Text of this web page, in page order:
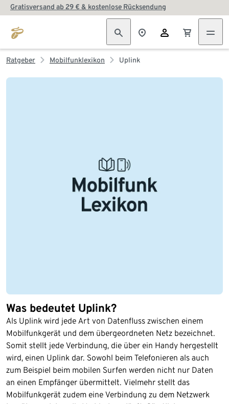
Gratisversand ab 29 € & kostenlose Rücksendung
Ratgeber Mobilfunklexikon Uplink
Was bedeutet Uplink?
Als Uplink wird jede Art von Datenfluss zwischen einem
Mobilfunkgerät und dem übergeordneten Netz bezeichnet.
Somit stellt jede Verbindung, die über ein Handy hergestellt
wird, einen Uplink dar. Sowohl beim Telefonieren als auch
zum Beispiel beim mobilen Surfen werden nicht nur Daten
an einen Empfänger übermittelt. Vielmehr stellt das
Mobilfunkgerät zudem eine Verbindung zu dem Netzwerk